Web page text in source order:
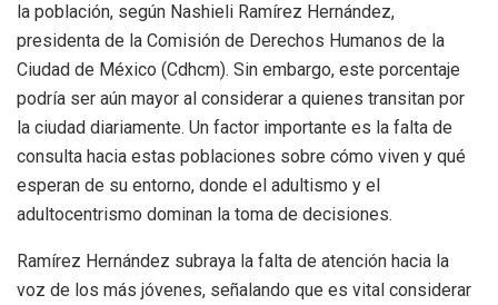
la población, según Nashieli Ramírez Hernández,
presidenta de la Comisión de Derechos Humanos de la
Ciudad de México (Cdhcm). Sin embargo, este porcentaje
podría ser aún mayor al considerar a quienes transitan por
la ciudad diariamente. Un factor importante es la falta de
consulta hacia estas poblaciones sobre cómo viven y qué
esperan de su entorno, donde el adultismo y el
adultocentrismo dominan la toma de decisiones.
Ramírez Hernández subraya la falta de atención hacia la
voz de los más jóvenes, señalando que es vital considerar